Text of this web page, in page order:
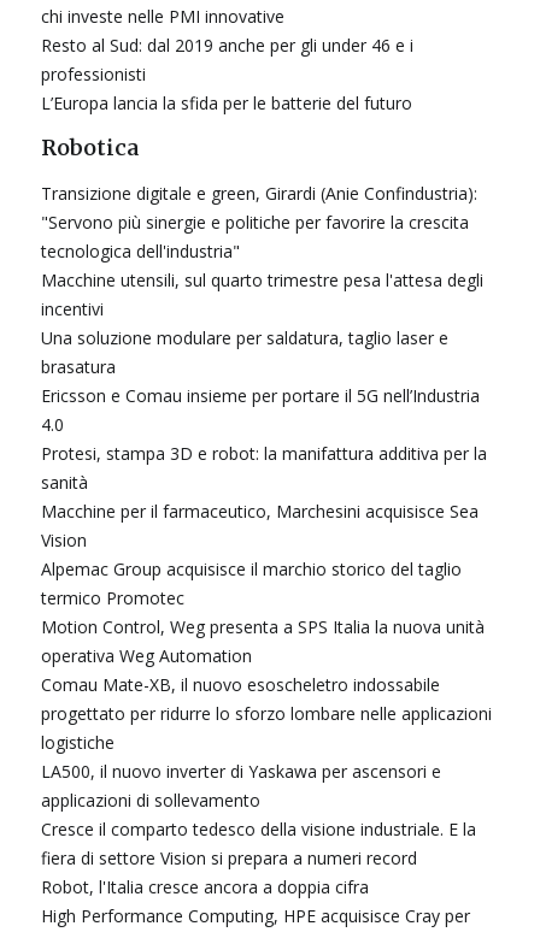
chi investe nelle PMI innovative
Resto al Sud: dal 2019 anche per gli under 46 e i
professionisti
L’Europa lancia la sfida per le batterie del futuro
Robotica
Transizione digitale e green, Girardi (Anie Confindustria):
"Servono più sinergie e politiche per favorire la crescita
tecnologica dell'industria"
Macchine utensili, sul quarto trimestre pesa l'attesa degli
incentivi
Una soluzione modulare per saldatura, taglio laser e
brasatura
Ericsson e Comau insieme per portare il 5G nell’Industria
4.0
Protesi, stampa 3D e robot: la manifattura additiva per la
sanità
Macchine per il farmaceutico, Marchesini acquisisce Sea
Vision
Alpemac Group acquisisce il marchio storico del taglio
termico Promotec
Motion Control, Weg presenta a SPS Italia la nuova unità
operativa Weg Automation
Comau Mate-XB, il nuovo esoscheletro indossabile
progettato per ridurre lo sforzo lombare nelle applicazioni
logistiche
LA500, il nuovo inverter di Yaskawa per ascensori e
applicazioni di sollevamento
Cresce il comparto tedesco della visione industriale. E la
fiera di settore Vision si prepara a numeri record
Robot, l'Italia cresce ancora a doppia cifra
High Performance Computing, HPE acquisisce Cray per